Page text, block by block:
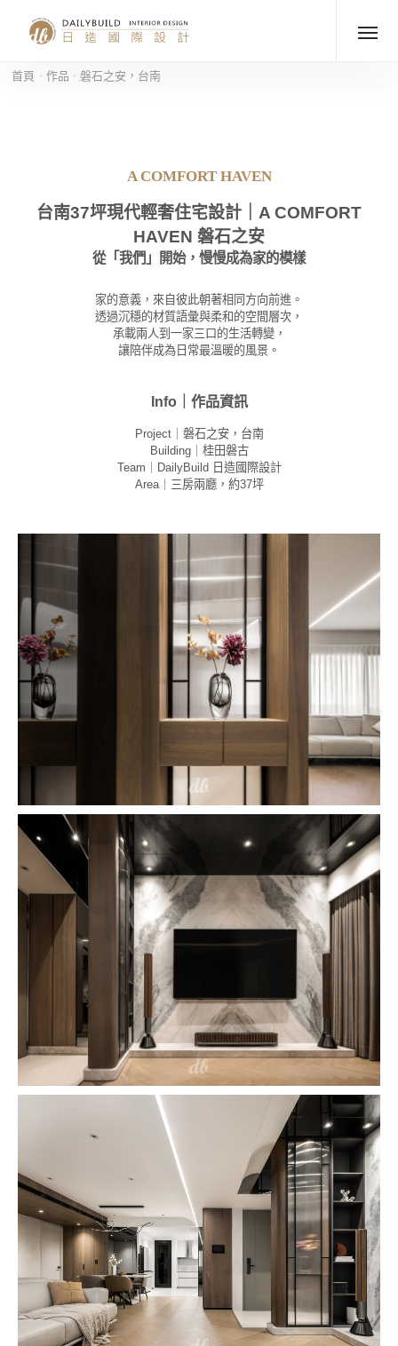
首頁 作品 磐石之安，台南
A COMFORT HAVEN
台南37坪現代輕奢住宅設計｜A COMFORT
HAVEN 磐石之安
從「我們」開始，慢慢成為家的模樣
家的意義，來自彼此朝著相同方向前進。
透過沉穩的材質語彙與柔和的空間層次，
承載兩人到一家三口的生活轉變，
讓陪伴成為日常最溫暖的風景。
Info｜作品資訊
Project｜磐石之安，台南
Building｜桂田磐古
Team｜DailyBuild 日造國際設計
Area｜三房兩廳，約37坪